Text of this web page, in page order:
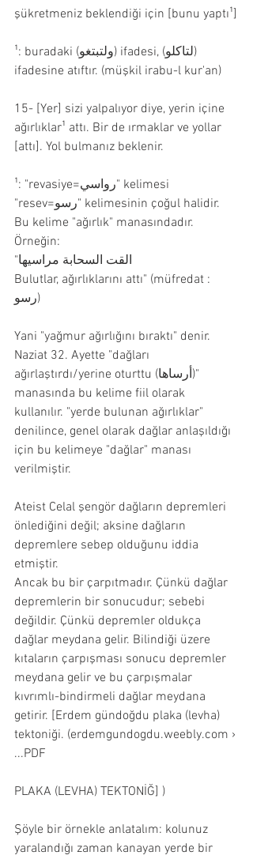
şükretmeniz beklendiği için [bunu yaptı¹]
¹: buradaki (ولتبتغو) ifadesi, (لتاكلو)
ifadesine atıftır. (müşkil irabu-l kur'an)
15- [Yer] sizi yalpalıyor diye, yerin içine
ağırlıklar¹ attı. Bir de ırmaklar ve yollar
[attı]. Yol bulmanız beklenir.
¹: "revasiye=رواسي" kelimesi
"resev=رسو" kelimesinin çoğul halidir.
Bu kelime "ağırlık" manasındadır.
Örneğin:
"القت السحابة مراسيها
Bulutlar, ağırlıklarını attı" (müfredat :
رسو)
Yani "yağmur ağırlığını bıraktı" denir.
Naziat 32. Ayette "dağları
ağırlaştırdı/yerine oturttu (أرساها)"
manasında bu kelime fiil olarak
kullanılır. "yerde bulunan ağırlıklar"
denilince, genel olarak dağlar anlaşıldığı
için bu kelimeye "dağlar" manası
verilmiştir.
Ateist Celal şengör dağların depremleri
önlediğini değil; aksine dağların
depremlere sebep olduğunu iddia
etmiştir.
Ancak bu bir çarpıtmadır. Çünkü dağlar
depremlerin bir sonucudur; sebebi
değildir. Çünkü depremler oldukça
dağlar meydana gelir. Bilindiği üzere
kıtaların çarpışması sonucu depremler
meydana gelir ve bu çarpışmalar
kıvrımlı-bindirmeli dağlar meydana
getirir. [Erdem gündoğdu plaka (levha)
tektoniği. (erdemgundogdu.weebly.com ›
...PDF
PLAKA (LEVHA) TEKTONİĞ] )
Şöyle bir örnekle anlatalım: kolunuz
yaralandığı zaman kanayan yerde bir